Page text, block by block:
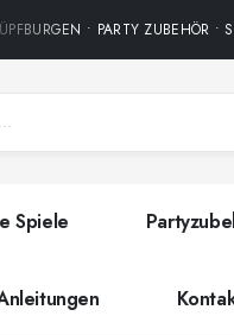
• PARTY ZUBEHÖR •
Spiele